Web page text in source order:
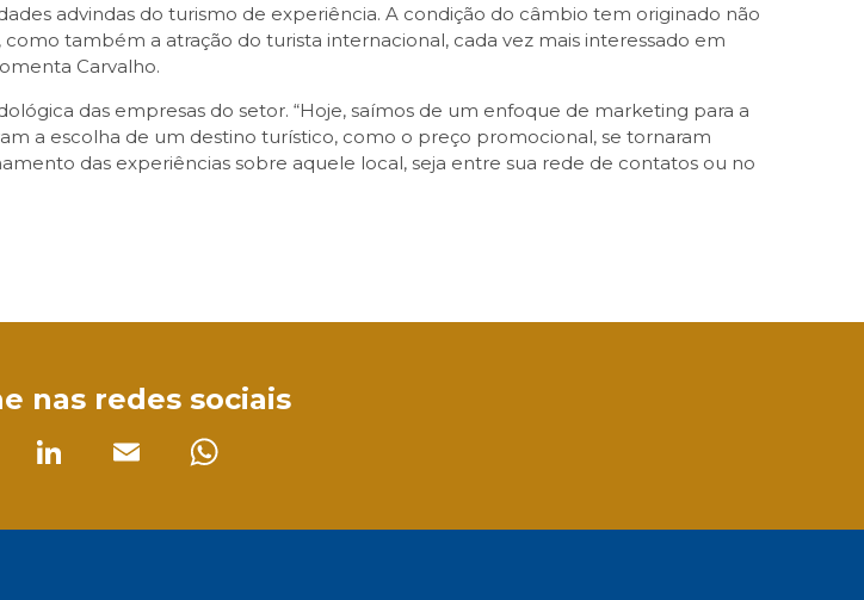
advindas do turismo de experiência. A condição do câmbio tem originado não
também a atração do turista internacional, cada vez mais interessado em
Carvalho.
das empresas do setor. “Hoje, saímos de um enfoque de marketing para a
a escolha de um destino turístico, como o preço promocional, se tornaram
das experiências sobre aquele local, seja entre sua rede de contatos ou no
nas redes sociais